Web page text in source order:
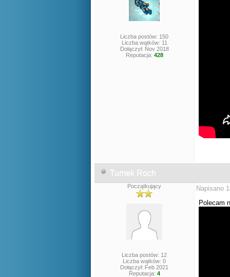
Liczba postów: 150
Liczba wątków: 11
Dołączył: Nov 2018
Reputacja: 428
Tumek Roch
Początkujący
Liczba postów: 12
Liczba wątków: 0
Dołączył: Feb 2021
Reputacja: 4
Napisano
Polecam